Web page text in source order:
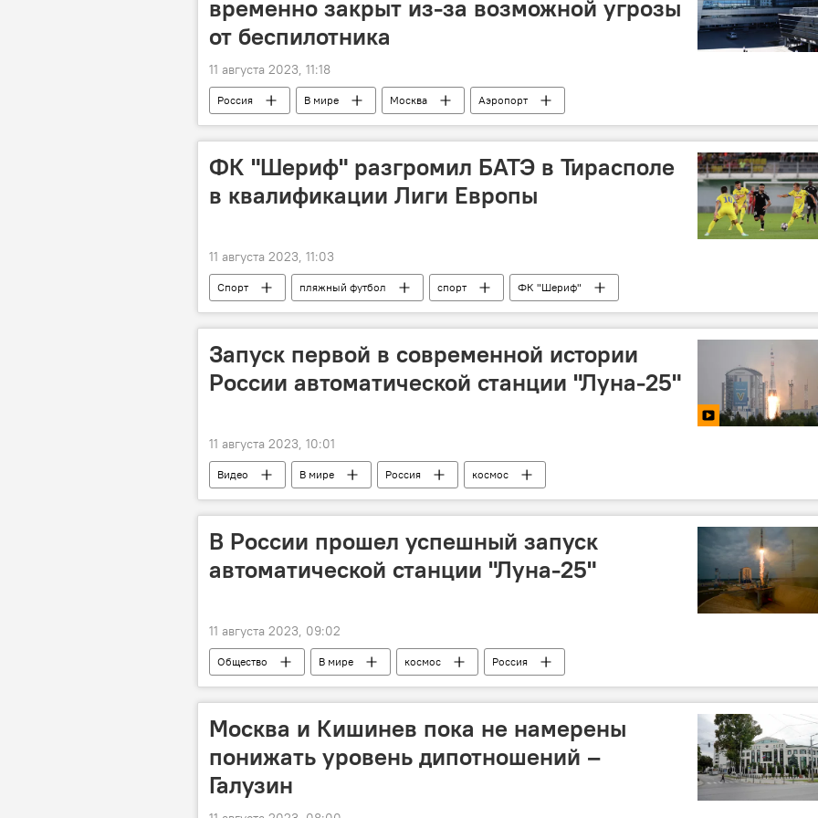
временно закрыт из-за возможной угрозы
от беспилотника
11 августа 2023, 11:18
Россия В мире Москва Аэропорт
ФК "Шериф" разгромил БАТЭ в Тирасполе
в квалификации Лиги Европы
11 августа 2023, 11:03
Спорт пляжный футбол спорт ФК "Шериф"
Запуск первой в современной истории
России автоматической станции "Луна-25"
11 августа 2023, 10:01
Видео В мире Россия космос
В России прошел успешный запуск
автоматической станции "Луна-25"
11 августа 2023, 09:02
Общество В мире космос Россия
Москва и Кишинев пока не намерены
понижать уровень дипотношений –
Галузин